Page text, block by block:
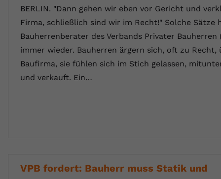
BERLIN. "Dann gehen wir eben vor Gericht und
Firma, schließlich sind wir im Recht!" Solche Sätze
Bauherrenberater des Verbands Privater Bauherren
immer wieder. Bauherren ärgern sich, oft zu Recht,
Baufirma, sie fühlen sich im Stich gelassen,
und verkauft. Ein…
VPB fordert: Bauherr muss Statik und